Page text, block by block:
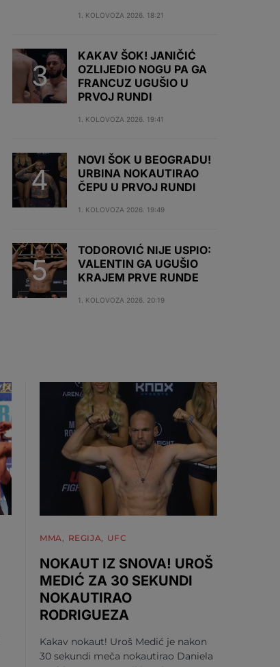
1. KOLOVOZA 2026. 18:21
KAKAV ŠOK! JANIČIĆ
OZLIJEDIO NOGU PA GA
FRANCUZ UGUŠIO U
PRVOJ RUNDI
1. KOLOVOZA 2026. 19:41
NOVI ŠOK U BEOGRADU!
URBINA NOKAUTIRAO
ČEPU U PRVOJ RUNDI
1. KOLOVOZA 2026. 19:49
TODOROVIĆ NIJE USPIO:
VALENTIN GA UGUŠIO
KRAJEM PRVE RUNDE
1. KOLOVOZA 2026. 20:19
MMA REGIJA UFC
NOKAUT IZ SNOVA! UROŠ
MEDIĆ ZA 30 SEKUNDI
NOKAUTIRAO
RODRIGUEZA
Kakav nokaut! Uroš Medić je nakon
30 sekundi meča nokautirao Daniela